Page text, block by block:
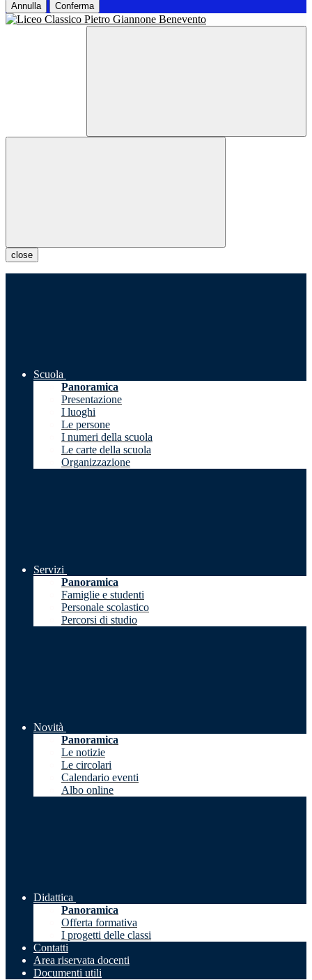
Annulla Conferma
close
Scuola
Panoramica
Presentazione
I luoghi
Le persone
I numeri della scuola
Le carte della scuola
Organizzazione
Servizi
Panoramica
Famiglie e studenti
Personale scolastico
Percorsi di studio
Novità
Panoramica
Le notizie
Le circolari
Calendario eventi
Albo online
Didattica
Panoramica
Offerta formativa
I progetti delle classi
Contatti
Area riservata docenti
Documenti utili